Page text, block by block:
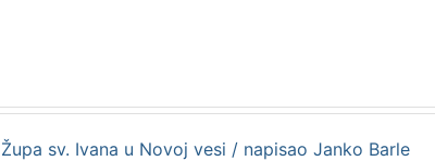
Župa sv. Ivana u Novoj vesi / napisao Janko Barle